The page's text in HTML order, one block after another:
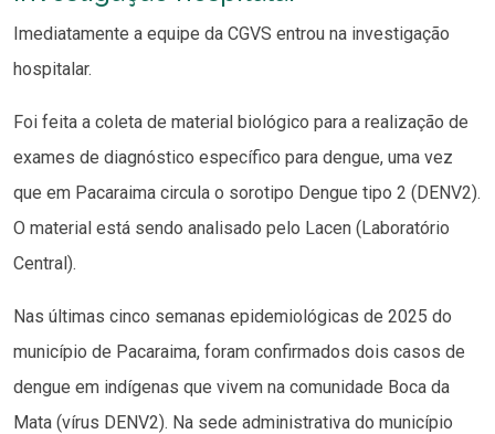
Imediatamente a equipe da CGVS entrou na investigação
hospitalar.
Foi feita a coleta de material biológico para a realização de
exames de diagnóstico específico para dengue, uma vez
que em Pacaraima circula o sorotipo Dengue tipo 2 (DENV2).
O material está sendo analisado pelo Lacen (Laboratório
Central).
Nas últimas cinco semanas epidemiológicas de 2025 do
município de Pacaraima, foram confirmados dois casos de
dengue em indígenas que vivem na comunidade Boca da
Mata (vírus DENV2). Na sede administrativa do município